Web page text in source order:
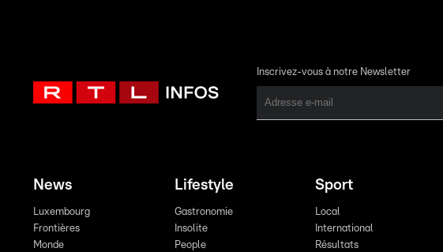
Inscrivez-vous à notre Newsletter
News
Luxembourg
Frontières
Monde
Lifestyle
Gastronomie
Insolite
People
Sport
Local
International
Résultats